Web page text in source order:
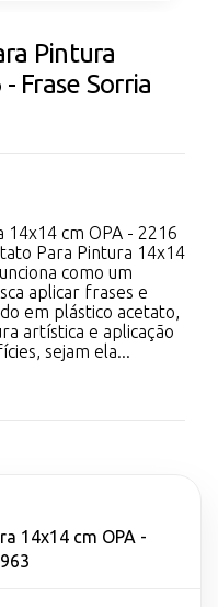
Pintura
Frase Sorria
cm OPA - 2216
Para Pintura 14x14
como um
aplicar frases e
em plástico acetato,
artística e aplicação
sejam ela...
14x14 cm OPA -